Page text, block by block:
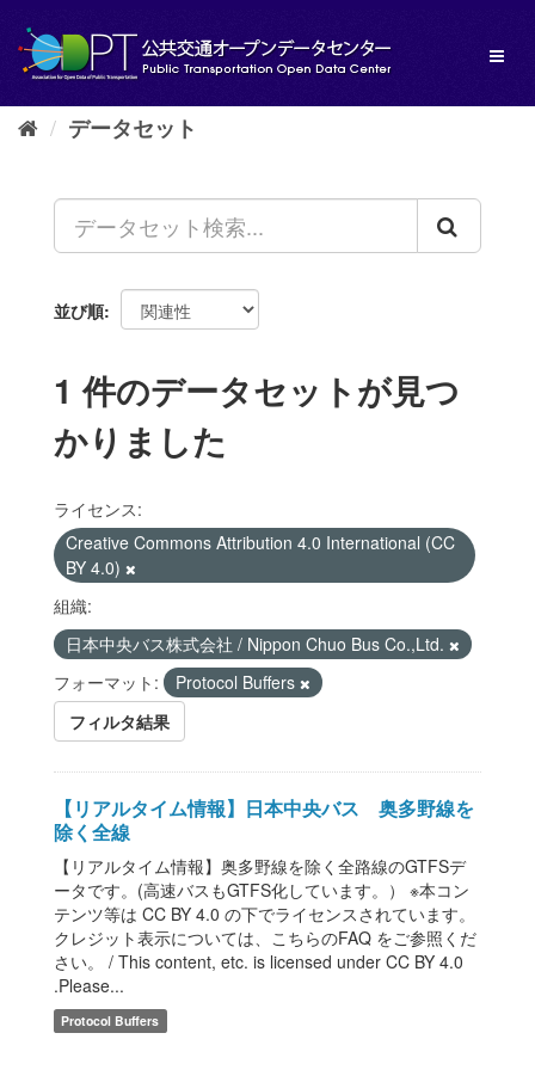
し
データセット
並び順
1 件のデータセットが見つ
かりました
ライセンス:
Creative Commons Attribution 4.0 International (CC
BY 4.0)
組織:
日本中央バス株式会社 / Nippon Chuo Bus Co.,Ltd.
フォーマット:
Protocol Buffers
フィルタ結果
【リアルタイム情報】日本中央バス 奥多野線を
除く全線
【リアルタイム情報】奥多野線を除く全路線のGTFSデ
ータです。(高速バスもGTFS化しています。） ※本コン
テンツ等は CC BY 4.0 の下でライセンスされています。
クレジット表示については、こちらのFAQ をご参照くだ
さい。 / This content, etc. is licensed under CC BY 4.0
.Please...
Protocol Buffers